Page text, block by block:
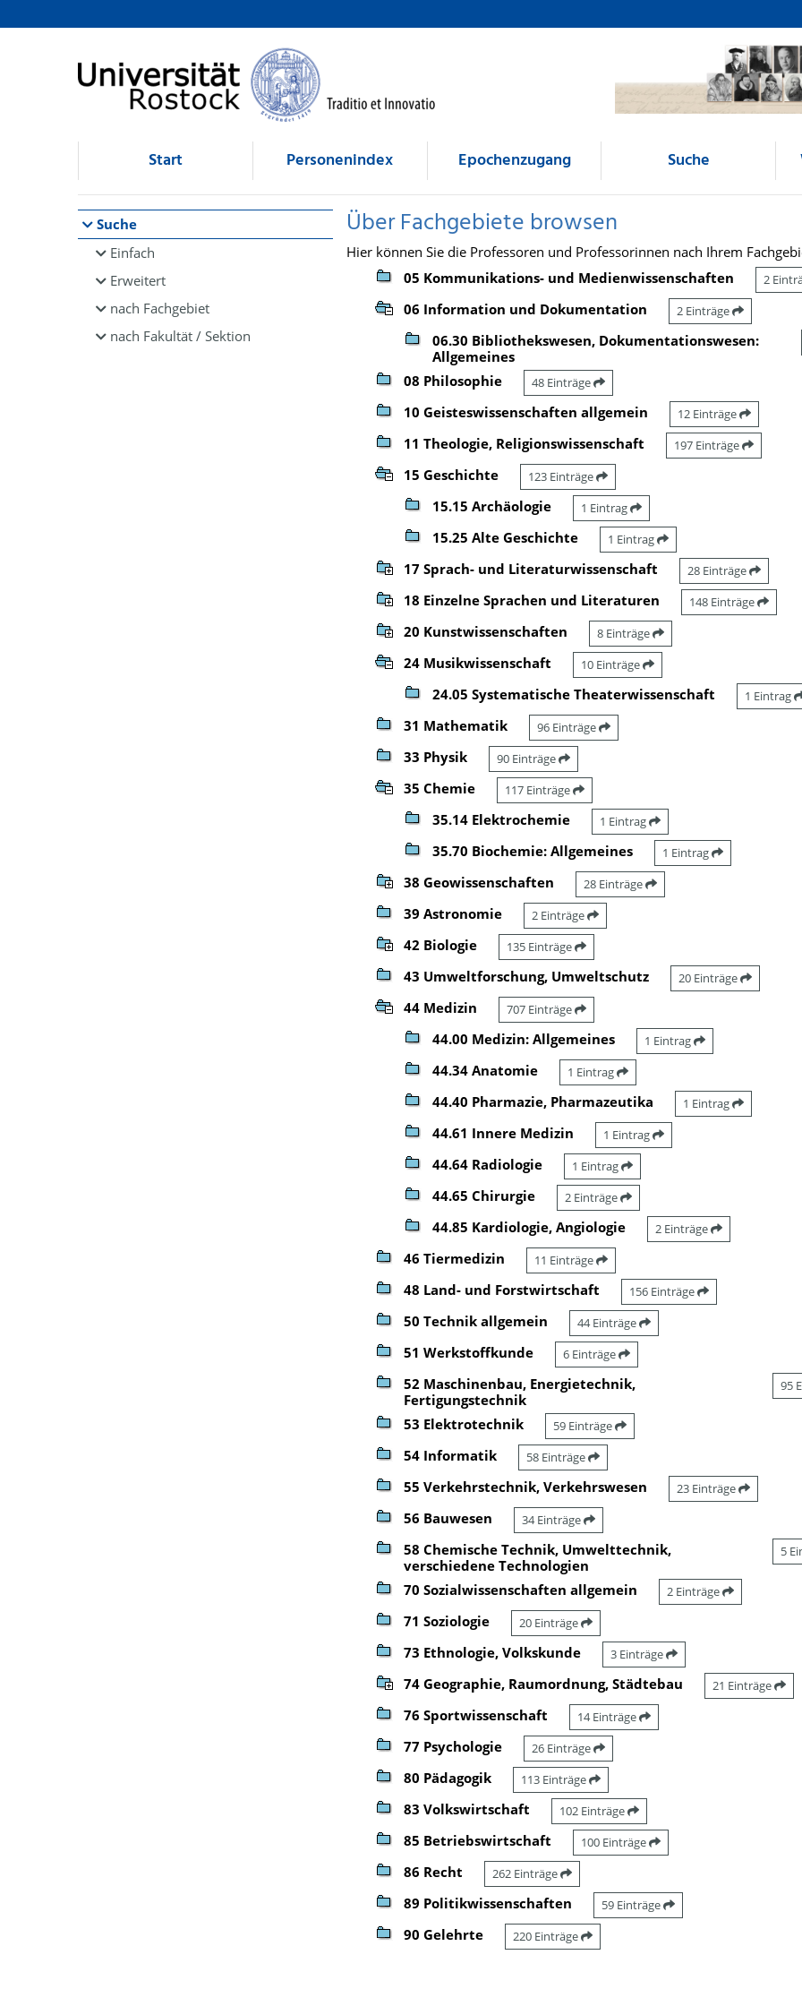
Browsen
direkt zum Inhalt
Start Personenindex Epochenzugang Suche
Suche
Einfach
Erweitert
nach Fachgebiet
nach Fakultät / Sektion
Über Fachgebiete browsen
Hier können Sie die Professoren und Professorinnen nach Ihrem
05 Kommunikations- und Medienwissenschaften
2
06 Information und Dokumentation 2 Einträge
06.30 Bibliothekswesen, Dokumentationswesen:
Allgemeines
08 Philosophie 48 Einträge
10 Geisteswissenschaften allgemein 12 Einträge
11 Theologie, Religionswissenschaft 197 Einträge
15 Geschichte 123 Einträge
15.15 Archäologie 1 Eintrag
15.25 Alte Geschichte 1 Eintrag
17 Sprach- und Literaturwissenschaft 28 Einträge
18 Einzelne Sprachen und Literaturen 148 Einträge
20 Kunstwissenschaften 8 Einträge
24 Musikwissenschaft 10 Einträge
24.05 Systematische Theaterwissenschaft 1 Eintrag
31 Mathematik 96 Einträge
33 Physik 90 Einträge
35 Chemie 117 Einträge
35.14 Elektrochemie 1 Eintrag
35.70 Biochemie: Allgemeines 1 Eintrag
38 Geowissenschaften 28 Einträge
39 Astronomie 2 Einträge
42 Biologie 135 Einträge
43 Umweltforschung, Umweltschutz 20 Einträge
44 Medizin 707 Einträge
44.00 Medizin: Allgemeines 1 Eintrag
44.34 Anatomie 1 Eintrag
44.40 Pharmazie, Pharmazeutika 1 Eintrag
44.61 Innere Medizin 1 Eintrag
44.64 Radiologie 1 Eintrag
44.65 Chirurgie 2 Einträge
44.85 Kardiologie, Angiologie 2 Einträge
46 Tiermedizin 11 Einträge
48 Land- und Forstwirtschaft 156 Einträge
50 Technik allgemein 44 Einträge
51 Werkstoffkunde 6 Einträge
52 Maschinenbau, Energietechnik,
Fertigungstechnik
95
53 Elektrotechnik 59 Einträge
54 Informatik 58 Einträge
55 Verkehrstechnik, Verkehrswesen 23 Einträge
56 Bauwesen 34 Einträge
58 Chemische Technik, Umwelttechnik,
verschiedene Technologien
5
70 Sozialwissenschaften allgemein 2 Einträge
71 Soziologie 20 Einträge
73 Ethnologie, Volkskunde 3 Einträge
74 Geographie, Raumordnung, Städtebau 21 Einträge
76 Sportwissenschaft 14 Einträge
77 Psychologie 26 Einträge
80 Pädagogik 113 Einträge
83 Volkswirtschaft 102 Einträge
85 Betriebswirtschaft 100 Einträge
86 Recht 262 Einträge
89 Politikwissenschaften 59 Einträge
90 Gelehrte 220 Einträge